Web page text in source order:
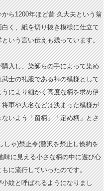
ら1200年ほど昔 久大夫という翁
く、紙を切り抜き模様に仕立て
いう言い伝えも残っています。
購入し、染師らの手によって染め
士の礼服である裃の模様として
により細かく高度な柄を求め伊
軍や大名などは決まった模様が
いよう「留柄」「定め柄」とさ
しゃ)禁止令(贅沢を禁止し倹約を
味に見える小さな柄の中に遊び心
に流行していったのです。
紋と呼ばれるようになりまし